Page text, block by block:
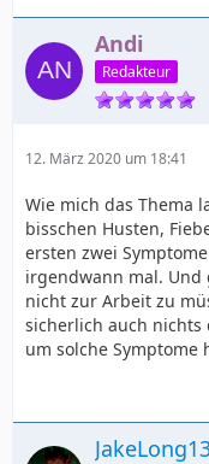
Andi
Redakteur
12. März 2020 um 18:41
Wie mich das Thema
bisschen Husten,
ersten zwei
irgendwann mal. Und
nicht zur Arbeit zu
sicherlich auch nichts
um solche Symptome